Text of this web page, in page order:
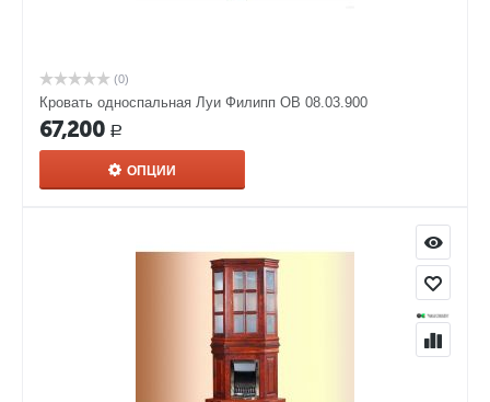
(0)
Кровать односпальная Луи Филипп ОВ 08.03.900
67,200 Р
ОПЦИИ